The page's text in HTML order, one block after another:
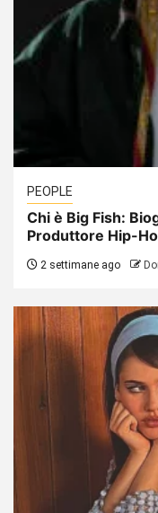
PEOPLE
Chi è Big Fish:
Produttore Hip-
2 settimane ago